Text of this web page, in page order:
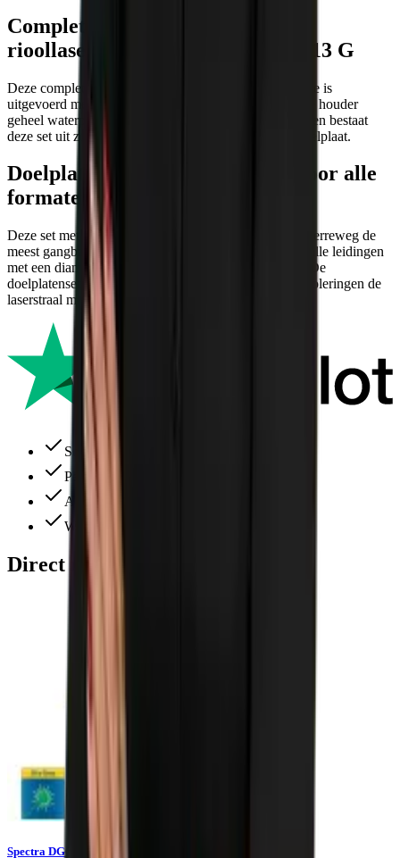
Complete set met doelplaten voor
rioollaser Spectra Precision DG613 G
Deze complete set bestaat uit een aluminium houder die is
uitgevoerd met een waterpaslibel. Hiermee kun je deze houder
geheel waterpas op of in een rioolbuis zetten. Bovendien bestaat
deze set uit zowel een lange doelplaat als een korte doelplaat.
Doelplatenset Spectra GROEN voor alle
formaten rioolbuis
Deze set met doelplaten van Spectra is geschikt voor verreweg de
meest gangbare maten rioolbuis. Hij past namelijk op alle leidingen
met een diameter van 150 mm tot maar liefst 150 cm. De
doelplatenset wordt gebruikt om bij het plaatsen van rioleringen de
laserstraal mee te kunnen richten.
Snelle levering
Perfecte service
Alles ruim op voorraad
Wij denken altijd met je mee
Direct meebestellen
Spectra DG613G rioollaser met groene straal